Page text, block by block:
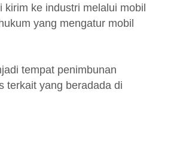
ke industri melalui mobil
yang mengatur mobil
tempat penimbunan
terkait yang beradada di